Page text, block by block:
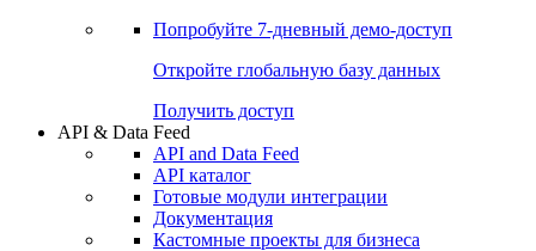
Попробуйте 7-дневный демо-доступ
Откройте глобальную базу данных
Получить доступ
API & Data Feed
API and Data Feed
API каталог
Готовые модули интеграции
Документация
Кастомные проекты для бизнеса